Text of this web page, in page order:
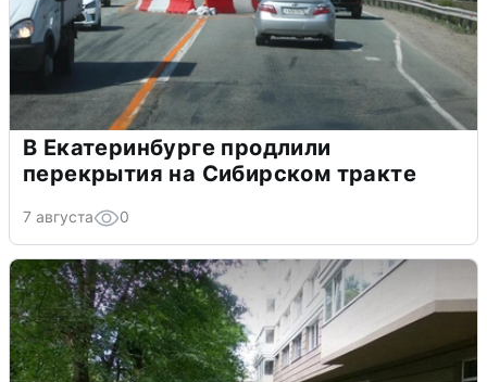
В Екатеринбурге продлили
перекрытия на Сибирском тракте
7 августа 0